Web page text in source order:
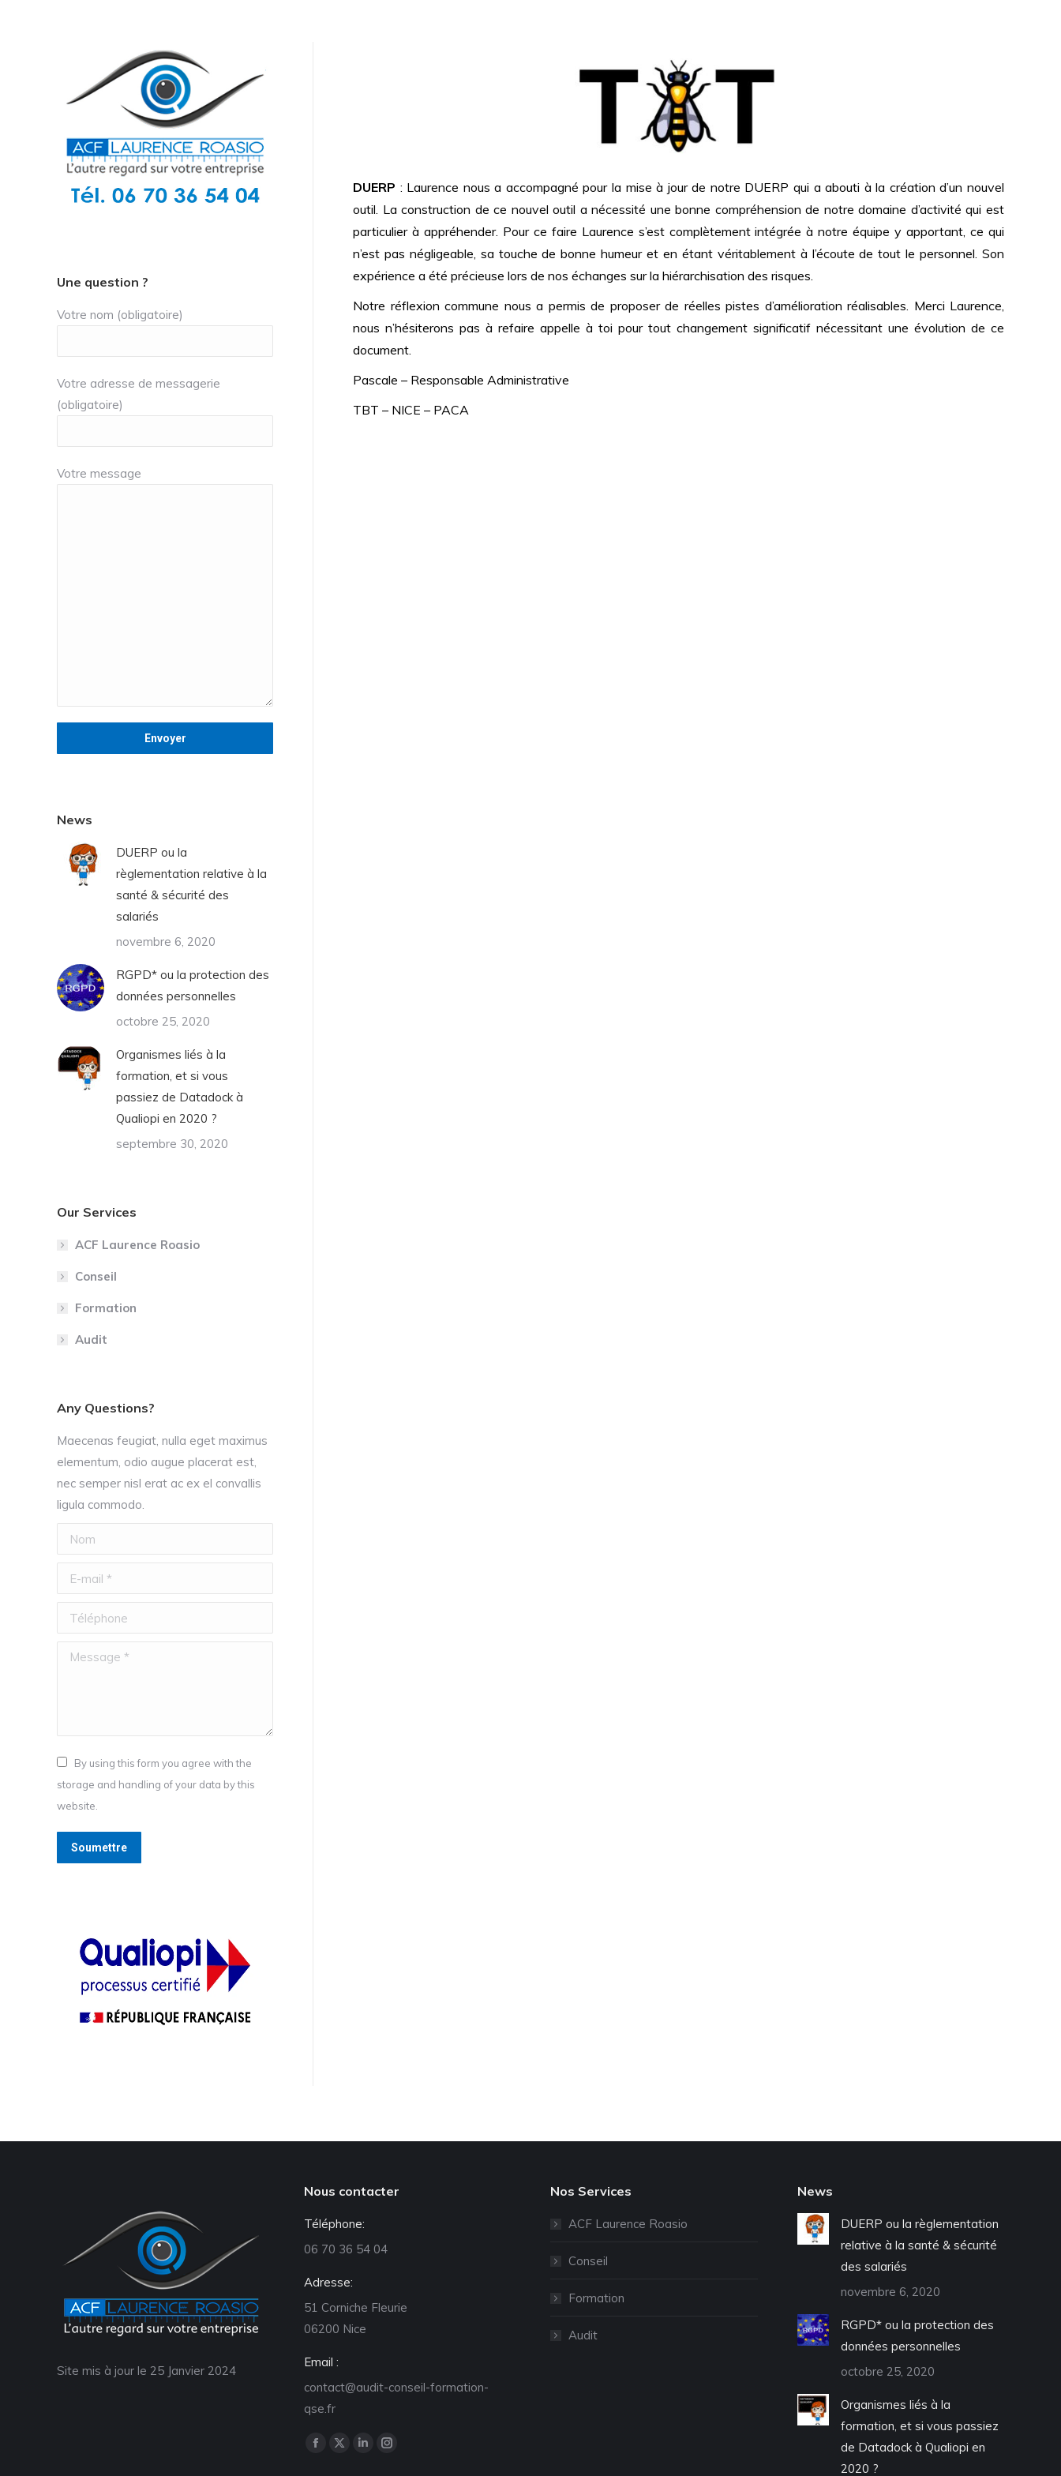
DUERP : Laurence nous a accompagné pour la mise à jour de notre DUERP qui a abouti à la création d’un nouvel
outil. La construction de ce nouvel outil a nécessité une bonne compréhension de notre domaine d’activité qui est
particulier à appréhender. Pour ce faire Laurence s’est complètement intégrée à notre équipe y apportant, ce qui
n’est pas négligeable, sa touche de bonne humeur et en étant véritablement à l’écoute de tout le personnel. Son
expérience a été précieuse lors de nos échanges sur la hiérarchisation des risques.
Notre réflexion commune nous a permis de proposer de réelles pistes d’amélioration réalisables. Merci Laurence,
nous n’hésiterons pas à refaire appelle à toi pour tout changement significatif nécessitant une évolution de ce
document.
Pascale – Responsable Administrative
TBT – NICE – PACA
Une question ?
Votre nom (obligatoire)
Votre adresse de messagerie
(obligatoire)
Votre message
News
DUERP ou la
règlementation relative à la
santé & sécurité des
salariés
novembre 6, 2020
RGPD* ou la protection des
données personnelles
octobre 25, 2020
Organismes liés à la
formation, et si vous
passiez de Datadock à
Qualiopi en 2020 ?
septembre 30, 2020
Our Services
ACF Laurence Roasio
Conseil
Formation
Audit
Any Questions?
Maecenas feugiat, nulla eget maximus
elementum, odio augue placerat est,
nec semper nisl erat ac ex el convallis
ligula commodo.
Nom
E-mail *
Téléphone
Message *
By using this form you agree with the
storage and handling of your data by this
website.
Soumettre
Site mis à jour le 25 Janvier 2024
Nous contacter
Téléphone:
06 70 36 54 04
Adresse:
51 Corniche Fleurie
06200 Nice
Email :
contact@audit-conseil-formation-
qse.fr
Retrouvez-nous sur :
La
La
La
La
Nos Services
ACF Laurence Roasio
Conseil
Formation
Audit
News
DUERP ou la règlementation
relative à la santé & sécurité
des salariés
novembre 6, 2020
RGPD* ou la protection des
données personnelles
octobre 25, 2020
Organismes liés à la
formation, et si vous passiez
de Datadock à Qualiopi en
2020 ?